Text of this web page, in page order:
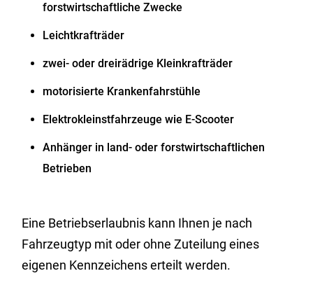
forstwirtschaftliche Zwecke
Leichtkrafträder
zwei- oder dreirädrige Kleinkrafträder
motorisierte Krankenfahrstühle
Elektrokleinstfahrzeuge wie E-Scooter
Anhänger in land- oder forstwirtschaftlichen
Betrieben
Eine Betriebserlaubnis kann Ihnen je nach
Fahrzeugtyp mit oder ohne Zuteilung eines
eigenen Kennzeichens erteilt werden.